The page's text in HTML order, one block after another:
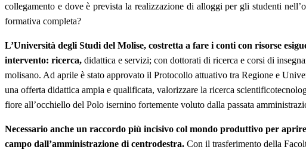
collegamento e dove è prevista la realizzazione di alloggi per gli studenti
formativa completa?
L’Università degli Studi del Molise, costretta a fare i conti con risorse
intervento: ricerca, didattica e servizi; con dottorati di ricerca e corsi di
molisano. Ad aprile è stato approvato il Protocollo attuativo tra Regione e
una offerta didattica ampia e qualificata, valorizzare la ricerca
fiore all’occhiello del Polo isernino fortemente voluto dalla passata
Necessario anche un raccordo più incisivo col mondo produttivo per
campo dall’amministrazione di centrodestra. Con il trasferimento della